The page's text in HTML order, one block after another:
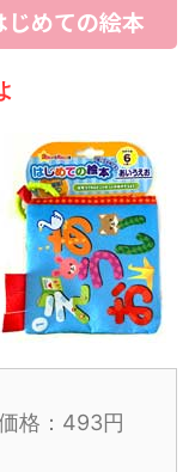
めての絵本
格：493円